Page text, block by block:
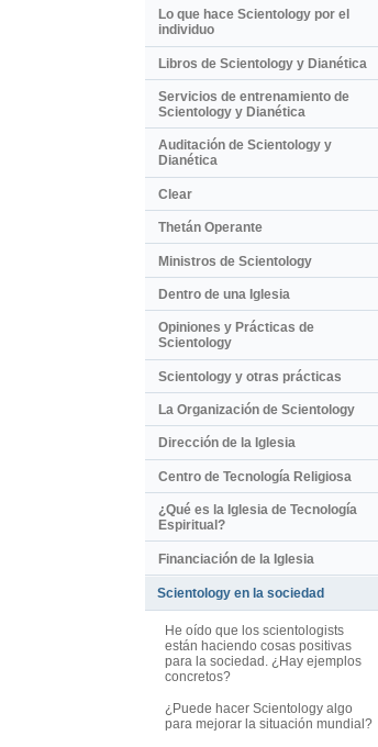
Lo que hace Scientology por el
individuo
Libros de Scientology y Dianética
Servicios de entrenamiento de
Scientology y Dianética
Auditación de Scientology y
Dianética
Clear
Thetán Operante
Ministros de Scientology
Dentro de una Iglesia
Opiniones y Prácticas de
Scientology
Scientology y otras prácticas
La Organización de Scientology
Dirección de la Iglesia
Centro de Tecnología Religiosa
¿Qué es la Iglesia de Tecnología
Espiritual?
Financiación de la Iglesia
Scientology en la sociedad
He oído que los scientologists
están haciendo cosas positivas
para la sociedad. ¿Hay ejemplos
concretos?
¿Puede hacer Scientology algo
para mejorar la situación mundial?